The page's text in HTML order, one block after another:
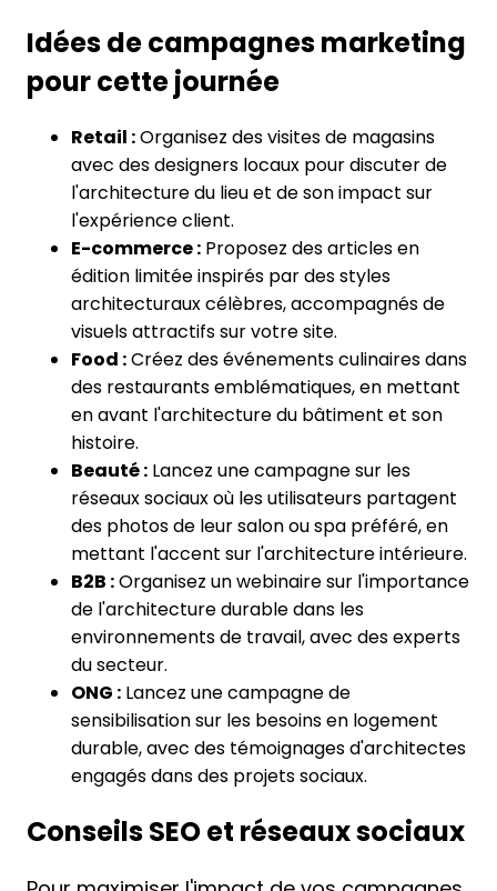
Idées de campagnes marketing
pour cette journée
Retail :Organisez des visites de magasins
avec des designers locaux pour discuter de
l'architecture du lieu et de son impact sur
l'expérience client.
E-commerce : Proposez des articles en
édition limitée inspirés par des styles
architecturaux célèbres, accompagnés de
visuels attractifs sur votre site.
Food :Créez des événements culinaires dans
des restaurants emblématiques, en mettant
en avant l'architecture du bâtiment et son
histoire.
Beauté : Lancez une campagne sur les
réseaux sociaux où les utilisateurs partagent
des photos de leur salon ou spa préféré, en
mettant l'accent sur l'architecture intérieure.
B2B :Organisez un webinaire sur l'importance
de l'architecture durable dans les
environnements de travail, avec des experts
du secteur.
ONG : Lancez une campagne de
sensibilisation sur les besoins en logement
durable, avec des témoignages d'architectes
engagés dans des projets sociaux.
Conseils SEO et réseaux sociaux